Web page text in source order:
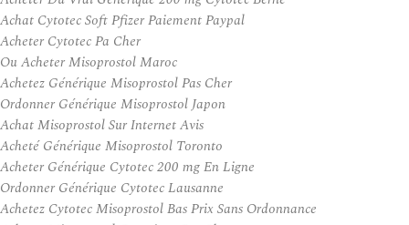
Achat Cytotec Soft Pfizer Paiement Paypal
Acheter Cytotec Pa Cher
Ou Acheter Misoprostol Maroc
Achetez Générique Misoprostol Pas Cher
Ordonner Générique Misoprostol Japon
Achat Misoprostol Sur Internet Avis
Acheté Générique Misoprostol Toronto
Acheter Générique Cytotec 200 mg En Ligne
Ordonner Générique Cytotec Lausanne
Achetez Cytotec Misoprostol Bas Prix Sans Ordonnance